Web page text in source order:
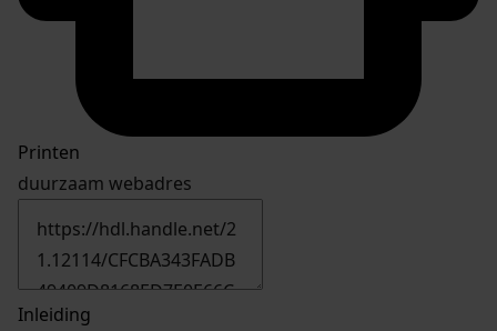
Printen
duurzaam webadres
Inleiding